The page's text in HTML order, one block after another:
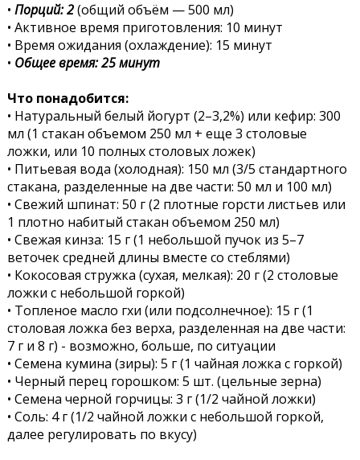
• Порций: 2(общий объём — 500 мл)
• Активное время приготовления: 10 минут
• Время ожидания (охлаждение): 15 минут
• Общее время: 25 минут
Что понадобится:
• Натуральный белый йогурт (2–3,2%) или кефир: 300
мл (1 стакан объемом 250 мл + еще 3 столовые
ложки, или 10 полных столовых ложек)
• Питьевая вода (холодная): 150 мл (3/5 стандартного
стакана, разделенные на две части: 50 мл и 100 мл)
• Свежий шпинат: 50 г (2 плотные горсти листьев или
1 плотно набитый стакан объемом 250 мл)
• Свежая кинза: 15 г (1 небольшой пучок из 5–7
веточек средней длины вместе со стеблями)
• Кокосовая стружка (сухая, мелкая): 20 г (2 столовые
ложки с небольшой горкой)
• Топленое масло гхи (или подсолнечное): 15 г (1
столовая ложка без верха, разделенная на две части:
7 г и 8 г) - возможно, больше, по ситуации
• Семена кумина (зиры): 5 г (1 чайная ложка с горкой)
• Черный перец горошком: 5 шт. (цельные зерна)
• Семена черной горчицы: 3 г (1/2 чайной ложки)
• Соль: 4 г (1/2 чайной ложки с небольшой горкой,
далее регулировать по вкусу)